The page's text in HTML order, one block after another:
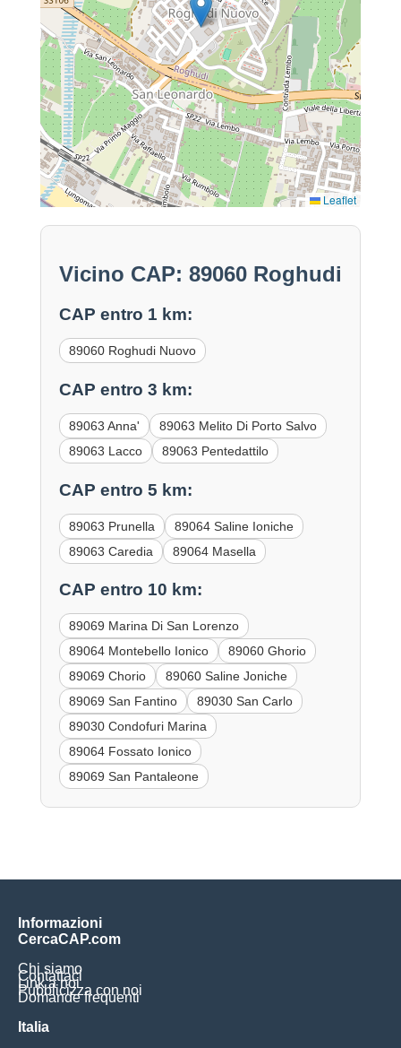
Leaflet
Vicino CAP: 89060 Roghudi
CAP entro 1 km:
89060 Roghudi Nuovo
CAP entro 3 km:
89063 Anna'
89063 Melito Di Porto Salvo
89063 Lacco
89063 Pentedattilo
CAP entro 5 km:
89063 Prunella
89064 Saline Ioniche
89063 Caredia
89064 Masella
CAP entro 10 km:
89069 Marina Di San Lorenzo
89064 Montebello Ionico
89060 Ghorio
89069 Chorio
89060 Saline Joniche
89069 San Fantino
89030 San Carlo
89030 Condofuri Marina
89064 Fossato Ionico
89069 San Pantaleone
Informazioni
CercaCAP.com
Chi siamo
Contattaci
Link a noi
Pubblicizza con noi
Domande frequenti
Italia